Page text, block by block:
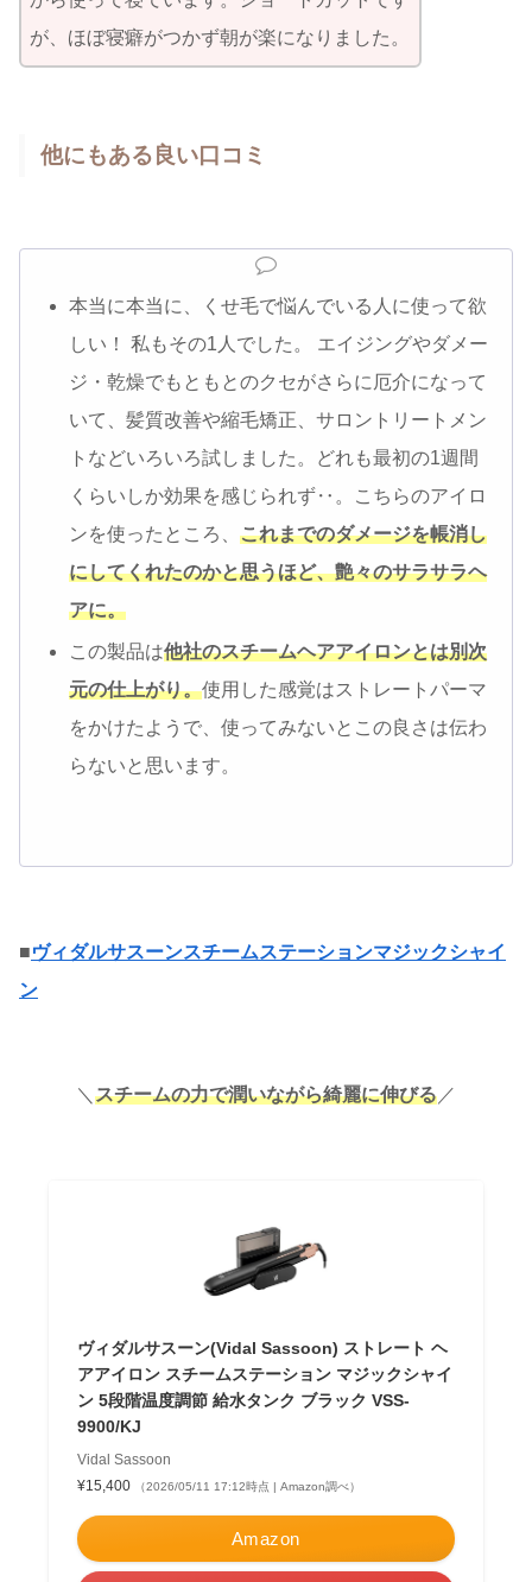
が、ほぼ寝癖がつかず朝が楽になりました。
他にもある良い口コミ
本当に本当に、くせ毛で悩んでいる人に使って欲
しい！ 私もその1人でした。 エイジングやダメー
ジ・乾燥でもともとのクセがさらに厄介になって
いて、髪質改善や縮毛矯正、サロントリートメン
トなどいろいろ試しました。どれも最初の1週間
くらいしか効果を感じられず‥。こちらのアイロ
ンを使ったところ、これまでのダメージを帳消し
にしてくれたのかと思うほど、艶々のサラサラヘ
アに。
この製品は他社のスチームヘアアイロンとは別次
元の仕上がり。使用した感覚はストレートパーマ
をかけたようで、使ってみないとこの良さは伝わ
らないと思います。
■ヴィダルサスーンスチームステーションマジックシャイ
ン
＼ スチームの力で潤いながら綺麗に伸びる ／
ヴィダルサスーン(Vidal Sassoon) ストレート ヘ
アアイロン スチームステーション マジックシャイ
ン 5段階温度調節 給水タンク ブラック VSS-
9900/KJ
Vidal Sassoon
¥15,400
（2026/05/11 17:12時点 | Amazon調べ）
Amazon